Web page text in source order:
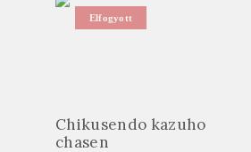
Elfogyott
Chikusendo kazuho
chasen